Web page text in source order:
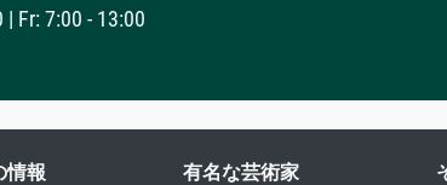
| Fr: 7:00 - 13:00
情報 有名な芸術家